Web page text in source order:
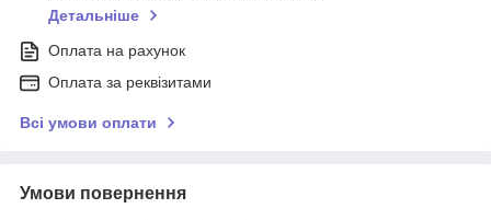
Детальніше
Оплата на рахунок
Оплата за реквізитами
Всі умови оплати
Умови повернення